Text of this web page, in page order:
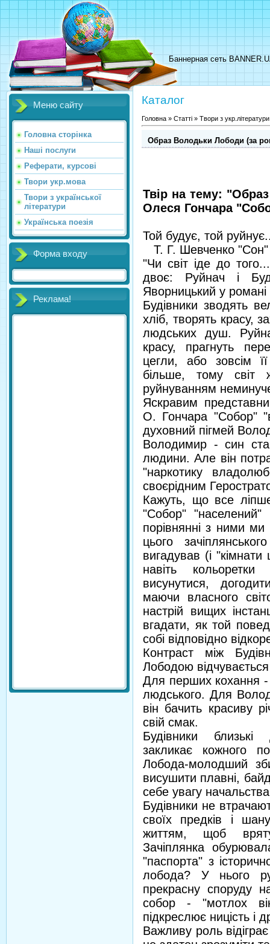
Баннерная сеть
Меню сайту
Головна сторінка
Наші послуги
Реферати, курсові
Твори укр.мова
Твори з української
літератури
Українська поезія
Форма входу
Реклама!
Каталог
Головна » Статті » Твори з укр.літератури
Образ Володьки Лободи (за
Твір на тему:
Олеся Гончара
Той будує, той
Т. Г. Шевченко "Сон"
"Чи світ іде до
двоє: Руйнач і
Яворницький у
Будівники зводять
хліб, творять красу,
людських душ.
красу, прагнуть
цегли, або зовсім
більше, тому світ
руйнуванням
Яскравим
О. Гончара "Собор"
духовний пігмей
Володимир - син
людини. Але він
"наркотику
своєрідним
Кажуть, що все
"Собор"
порівнянні з ними ми
цього
вигадував (і "кімнати
навіть
висунутися,
маючи власного
настрій вищих
вгадати, як той
собі відповідно
Контраст між
Лободою
Для перших кохання
людського. Для
він бачить красиву
свій смак.
Будівники
закликає кожного
Лобода-молодший
висушити плавні,
себе увагу
Будівники не
своїх предків і
життям, щоб
Зачіплянка
"паспорта" з
лобода? У нього
прекрасну споруду
собор - "мотлох
підкреслює ницість і
Важливу роль